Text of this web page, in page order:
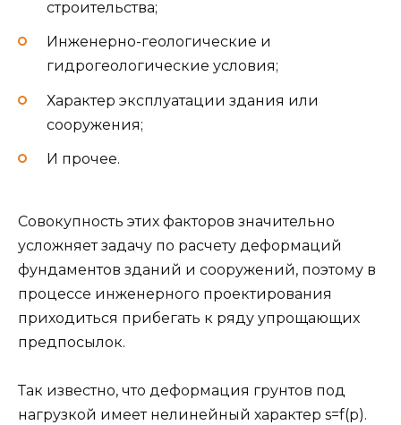
строительства;
Инженерно-геологические и
гидрогеологические условия;
Характер эксплуатации здания или
сооружения;
И прочее.
Совокупность этих факторов значительно
усложняет задачу по расчету деформаций
фундаментов зданий и сооружений, поэтому в
процессе инженерного проектирования
приходиться прибегать к ряду упрощающих
предпосылок.
Так известно, что деформация грунтов под
нагрузкой имеет нелинейный характер s=f(p).